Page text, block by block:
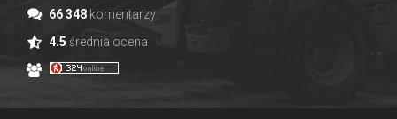
66 348 komentarzy
4.5 średnia ocena